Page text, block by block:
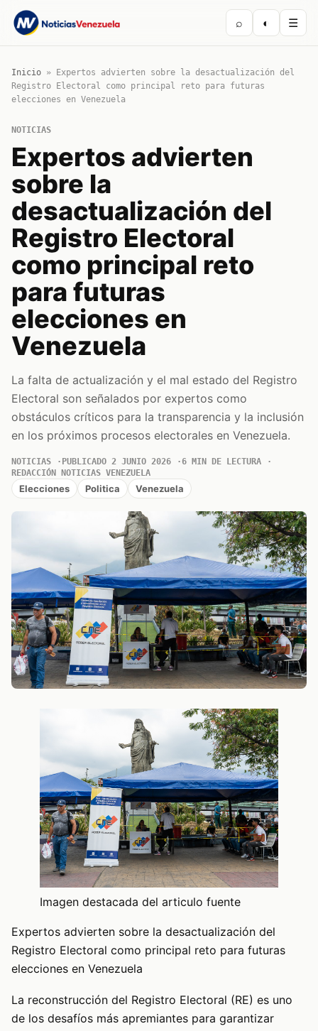
⌕ ◐ ☰
Inicio »
Expertos advierten sobre la desactualización del
Registro Electoral como principal reto para futuras
elecciones en Venezuela
NOTICIAS
Expertos advierten
sobre la
desactualización del
Registro Electoral
como principal reto
para futuras
elecciones en
Venezuela
La falta de actualización y el mal estado del Registro
Electoral son señalados por expertos como
obstáculos críticos para la transparencia y la inclusión
en los próximos procesos electorales en Venezuela.
NOTICIAS PUBLICADO 2 JUNIO 2026
6 MIN DE LECTURA
REDACCIÓN NOTICIAS VENEZUELA
Elecciones Politica Venezuela
Imagen destacada del articulo fuente
Expertos advierten sobre la desactualización del
Registro Electoral como principal reto para futuras
elecciones en Venezuela
La reconstrucción del Registro Electoral (RE) es uno
de los desafíos más apremiantes para garantizar